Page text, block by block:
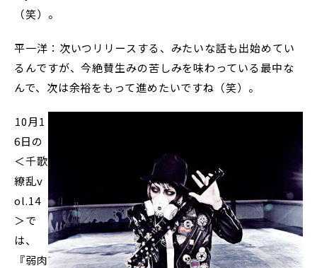
（笑）。
平一洋：次いつリリースする、みたいな話も出始めてい
るんですが、今絶賛生みの苦しみを味わっている最中な
んで、次は余裕をもって進めたいですね（笑）。
――10月1
6日の
＜千歌
繚乱v
ol.14
＞で
は、
『弱肉